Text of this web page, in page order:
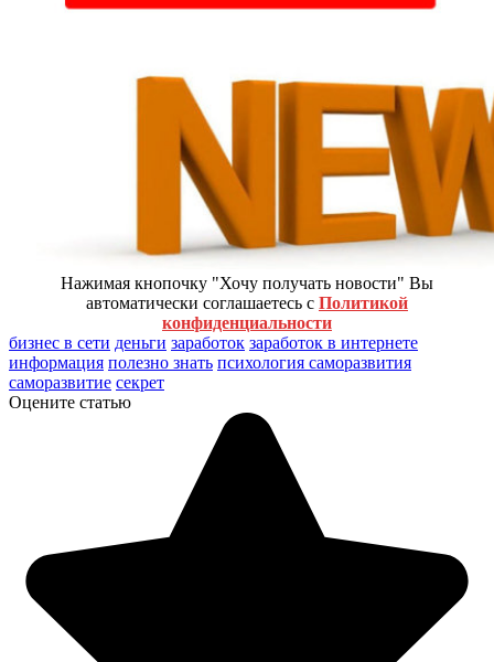
Нажимая кнопочку "Хочу получать новости" Вы
автоматически соглашаетесь с Политикой
конфиденциальности
бизнес в сети деньги заработок заработок в интернете
информация полезно знать психология саморазвития
саморазвитие секрет
Оцените статью